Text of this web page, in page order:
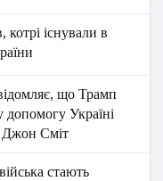
котрі існували в
що Трамп
Україні
Джон Сміт
стають